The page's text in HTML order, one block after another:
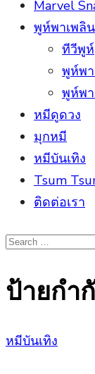
Marvel
พูห์พาเพลิน
ทีวีพูห์
พูห์พ
พูห์พา
หมีดูดวง
มุกหมี
หมีบันเทิง
Tsum
ติดต่อเรา
Search
ป้ายกำ
Posted
หมีบันเทิง